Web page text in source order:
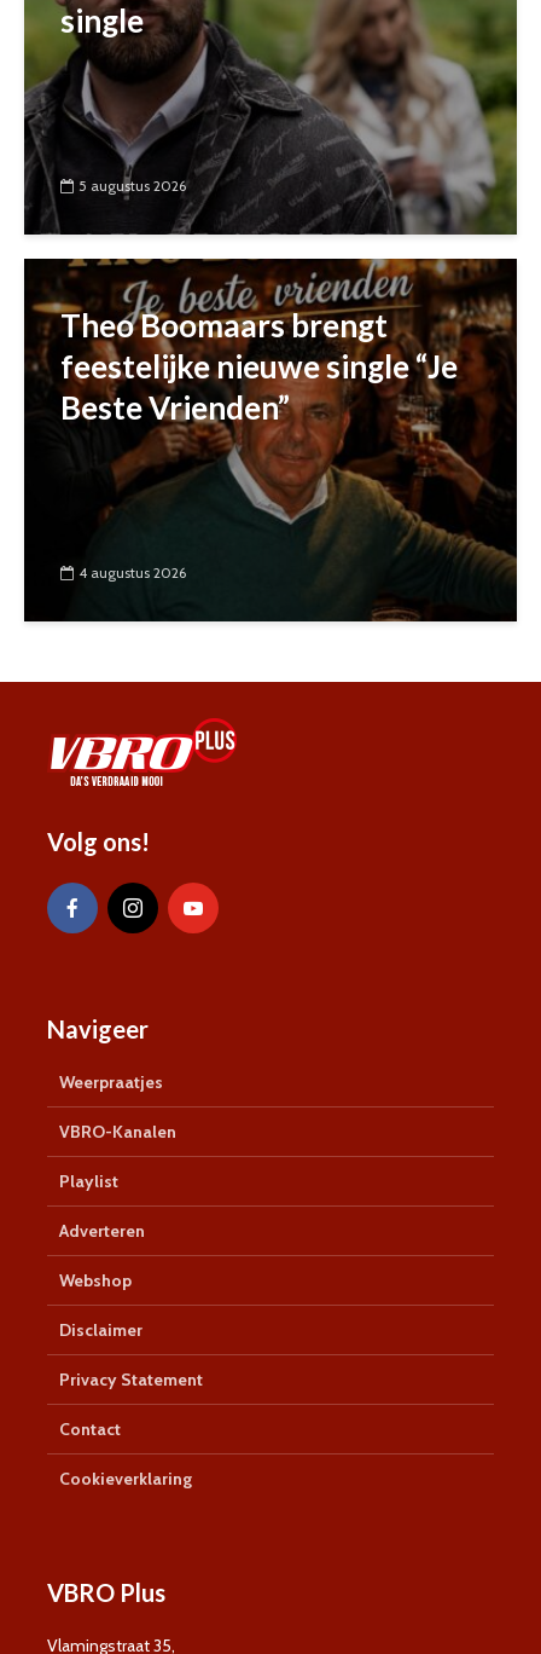
single
5 augustus 2026
Theo Boomaars brengt
feestelijke nieuwe single “Je
Beste Vrienden”
4 augustus 2026
Volg ons!
Navigeer
Weerpraatjes
VBRO-Kanalen
Playlist
Adverteren
Webshop
Disclaimer
Privacy Statement
Contact
Cookieverklaring
VBRO Plus
Vlamingstraat 35,